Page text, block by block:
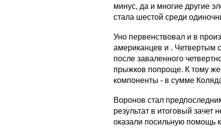
минус, да и многие другие
стала шестой среди
Уно первенствовал и в
американцев и . Четвертым
после заваленного
прыжков попроще. К тому же
компоненты - в сумме
Воронов стал
результат в итоговый
оказали посильную помощь